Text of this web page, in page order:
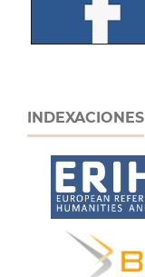
INDEXACIONES